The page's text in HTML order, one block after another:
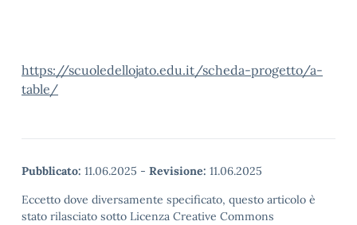
https://scuoledellojato.edu.it/scheda-progetto/a-
table/
Pubblicato: 11.06.2025 - Revisione: 11.06.2025
Eccetto dove diversamente specificato, questo articolo è
stato rilasciato sotto Licenza Creative Commons